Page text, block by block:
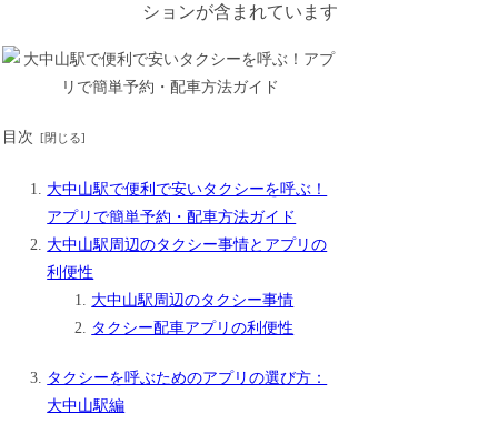
ションが含まれています
目次
大中山駅で便利で安いタクシーを呼ぶ！
アプリで簡単予約・配車方法ガイド
大中山駅周辺のタクシー事情とアプリの
利便性
大中山駅周辺のタクシー事情
タクシー配車アプリの利便性
タクシーを呼ぶためのアプリの選び方：
大中山駅編